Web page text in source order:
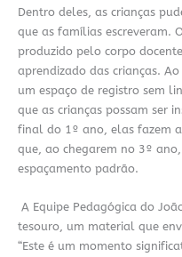
Dentro deles, as crianças
que as famílias escreveram.
produzido pelo corpo
aprendizado das crianças.
um espaço de registro sem
que as crianças possam ser
final do 1º ano, elas fazem
que, ao chegarem no 3º
espaçamento padrão.
A Equipe Pedagógica do
tesouro, um material que
“Este é um momento